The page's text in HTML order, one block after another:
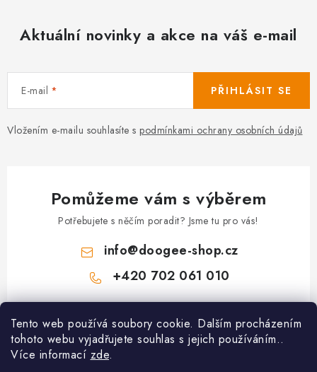
Tento web používá soubory cookie. Dalším procházením
tohoto webu vyjadřujete souhlas s jejich používáním..
Více informací zde.
Aktuální novinky a akce na váš e-mail
E-mail
Vložením e-mailu souhlasíte s podmínkami ochrany osobních údajů
PŘIHLÁSIT SE
Pomůžeme vám s výběrem
Potřebujete s něčím poradit? Jsme tu pro vás!
info@doogee-shop.cz
+420 702 061 010
Z
Zákaznický servis